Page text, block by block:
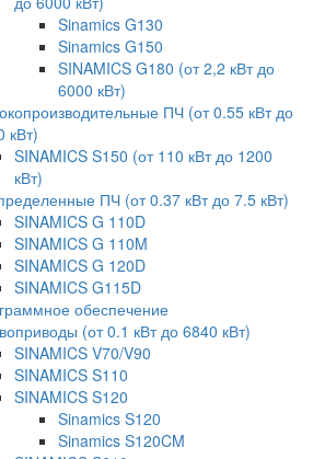
Sinamics G130
Sinamics G150
SINAMICS G180 (от 2,2 кВт до
6000 кВт)
ПЧ (от 0.55 кВт до
кВт)
SINAMICS S150 (от 110 кВт до 1200
кВт)
ПЧ (от 0.37 кВт до 7.5 кВт)
SINAMICS G 110D
SINAMICS G 110M
SINAMICS G 120D
SINAMICS G115D
обеспечение
(от 0.1 кВт до 6840 кВт)
SINAMICS V70/V90
SINAMICS S110
SINAMICS S120
Sinamics S120
Sinamics S120CM